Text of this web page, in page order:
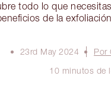
todo lo que
de la
23rd May 2024
Por
10 minutos de